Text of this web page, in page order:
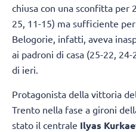
chiusa con una sconfitta per
25, 11-15) ma sufficiente
Belogorie, infatti, aveva
ai padroni di casa (25-22,
di ieri.
Protagonista della vittoria
Trento nella fase a gironi
stato il centrale Ilyas